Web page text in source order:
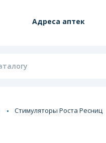
Адреса аптек
Стимуляторы Роста Ресниц